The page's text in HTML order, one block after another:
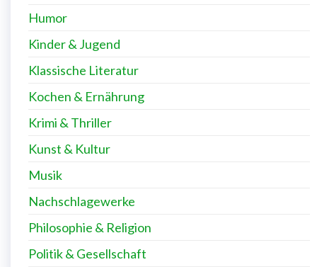
Humor
Kinder & Jugend
Klassische Literatur
Kochen & Ernährung
Krimi & Thriller
Kunst & Kultur
Musik
Nachschlagewerke
Philosophie & Religion
Politik & Gesellschaft